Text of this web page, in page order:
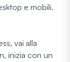
e mobili.
vai alla
inizia con un